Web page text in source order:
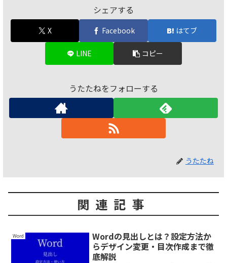
シェアする
X Facebook はてブ
LINE コピー
うたたねをフォローする
うたたね
関連記事
Word
Wordの見出しとは？設定方法か
らデザイン変更・目次作成まで徹
底解説